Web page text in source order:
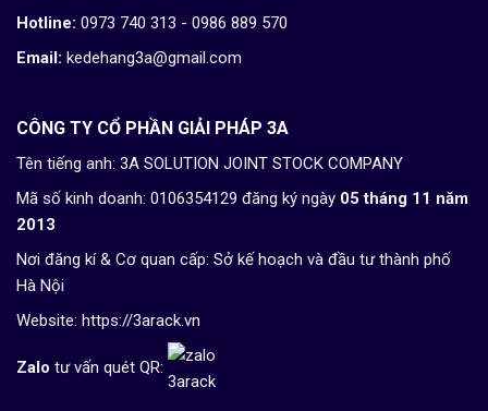
Hotline: 0973 740 313 - 0986 889 570
Email: kedehang3a@gmail.com
CÔNG TY CỔ PHẦN GIẢI PHÁP 3A
Tên tiếng anh: 3A SOLUTION JOINT STOCK COMPANY
Mã số kinh doanh: 0106354129 đăng ký ngày 05 tháng 11 năm
2013
Nơi đăng kí & Cơ quan cấp: Sở kế hoạch và đầu tư thành phố
Hà Nội
Website: https://3arack.vn
Zalo tư vấn quét QR: